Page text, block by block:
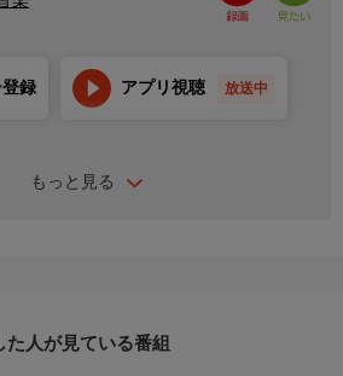
もっと見る
録 アプリ視聴 放送中
たな依頼が舞い込む。ターゲットは、表
人が見ている番組